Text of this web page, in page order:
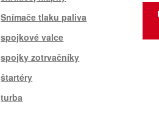
Snímače tlaku paliva
spojkové valce
spojky zotrvačníky
štartéry
turba